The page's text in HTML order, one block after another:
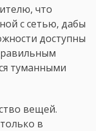
что
с сетью, дабы
доступны
туманными
вещей.
в